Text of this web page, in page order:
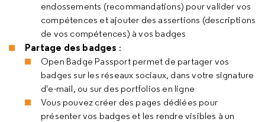
endossements (recommandations) pour valider vos
compétences et ajouter des assertions (descriptions
de vos compétences) à vos badges
Partage des badges :
Open Badge Passport permet de partager vos
badges sur les réseaux sociaux, dans votre signature
d'e-mail, ou sur des portfolios en ligne
Vous pouvez créer des pages dédiées pour
présenter vos badges et les rendre visibles à un